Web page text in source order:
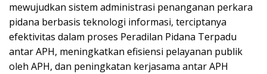
mewujudkan sistem administrasi penanganan perkara
pidana berbasis teknologi informasi, terciptanya
efektivitas dalam proses Peradilan Pidana Terpadu
antar APH, meningkatkan efisiensi pelayanan publik
oleh APH, dan peningkatan kerjasama antar APH